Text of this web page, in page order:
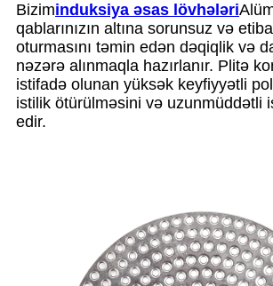
Biziminduksiya əsas lövhələri
qablarınızın altına sorunsuz və
oturmasını təmin edən dəqiqlik və
nəzərə alınmaqla hazırlanır. Plitə
istifadə olunan yüksək keyfiyyətli
istilik ötürülməsini və uzunmüddətli
edir.